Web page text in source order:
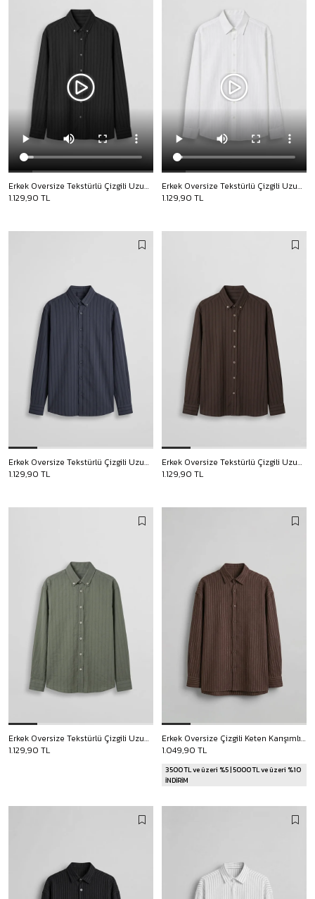
Erkek Oversize Tekstürlü Çizgili Uzun Kollu Gömlek Siyah
1.129,90 TL
Erkek Oversize Tekstürlü Çizgili Uzun Kollu Gömlek Beyaz
1.129,90 TL
Erkek Oversize Tekstürlü Çizgili Uzun Kollu Gömlek Lacivert
1.129,90 TL
Erkek Oversize Tekstürlü Çizgili Uzun Kollu Gömlek Kahverengi
1.129,90 TL
Erkek Oversize Tekstürlü Çizgili Uzun Kollu Gömlek Haki
1.129,90 TL
Erkek Oversize Çizgili Keten Karışımlı Uzun Kollu Gömlek Kahverengi
1.049,90 TL
3500 TL ve üzeri %5 | 5000 TL ve üzeri %10
İNDİRİM